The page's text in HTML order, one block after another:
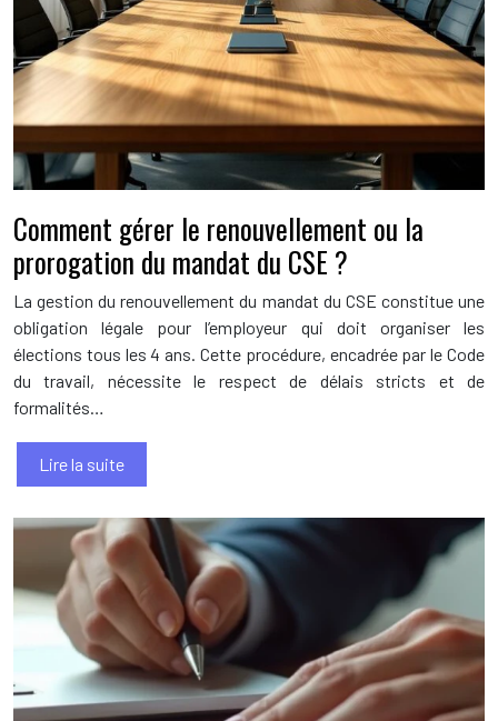
Comment gérer le renouvellement ou la
prorogation du mandat du CSE ?
La gestion du renouvellement du mandat du CSE constitue une
obligation légale pour l’employeur qui doit organiser les
élections tous les 4 ans. Cette procédure, encadrée par le Code
du travail, nécessite le respect de délais stricts et de
formalités…
Lire la suite